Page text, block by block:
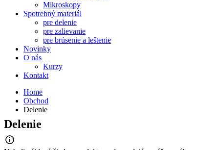
Mikroskopy
Spotrebný materiál
pre delenie
pre zalievanie
pre brúsenie a leštenie
Novinky
O nás
Kurzy
Kontakt
Home
Obchod
Delenie
Delenie